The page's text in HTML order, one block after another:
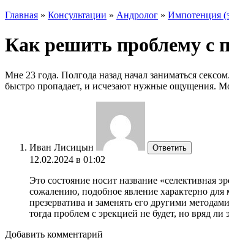
Главная » Консультации » Андролог » Импотенция
Как решить проблему с
Мне 23 года. Полгода назад начал заниматься
быстро пропадает, и исчезают нужные ощущения.
Иван Лисицын Ответить
12.02.2024 в 01:02
Это состояние носит название «селективная
сожалению, подобное явление характерно
презерватива и заменять его другими
тогда проблем с эрекцией не будет, но вряд ли
Добавить комментарий